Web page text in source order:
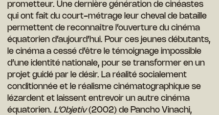
prometteur. Une dernière génération de cinéastes
qui ont fait du court-métrage leur cheval de bataille
permettent de reconnaître l’ouverture du cinéma
équatorien d’aujourd’hui. Pour ces jeunes débutants,
le cinéma a cessé d’être le témoignage impossible
d’une identité nationale, pour se transformer en un
projet guidé par le désir. La réalité socialement
conditionnée et le réalisme cinématographique se
lézardent et laissent entrevoir un autre cinéma
équatorien. L’Objetiv(2002) de Pancho Vinachi,